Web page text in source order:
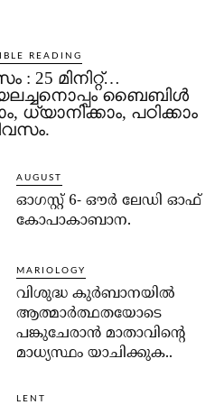
READING
: 25 മിനിറ്റ്…
ബൈബിൾ
ധ്യാനിക്കാം, പഠിക്കാം
AUGUST
ഓഗസ്റ്റ് 6- ഔര്‍ ലേഡി ഓഫ്
കോപാകാബാന.
MARIOLOGY
വിശുദ്ധ കുര്‍ബാനയില്‍
ആത്മാര്‍ത്ഥതയോടെ
പങ്കുചേരാന്‍ മാതാവിന്റെ
മാധ്യസ്ഥം യാചിക്കുക..
LENT